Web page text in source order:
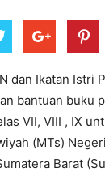
dan Ikatan Istri
bantuan buku
VII, VIII , IX
(MTs)
Barat